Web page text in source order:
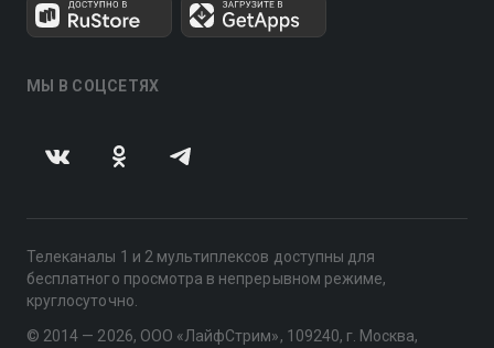
МЫ В СОЦСЕТЯХ
Телеканалы 1 и 2 мультиплексов доступны для
бесплатного просмотра в непрерывном режиме,
круглосуточно.
© 2014 — 2026, ООО «ЛайфСтрим», 109240, г. Москва,